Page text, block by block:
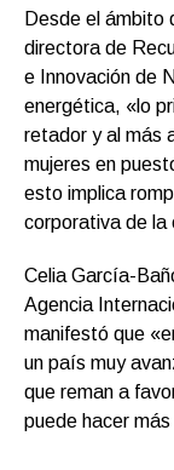
Desde el ámbito
directora de
e Innovación de
energética, «lo
retador y al más
mujeres en
esto implica
corporativa de la
Celia García-
Agencia
manifestó que
un país muy
que reman a
puede hacer